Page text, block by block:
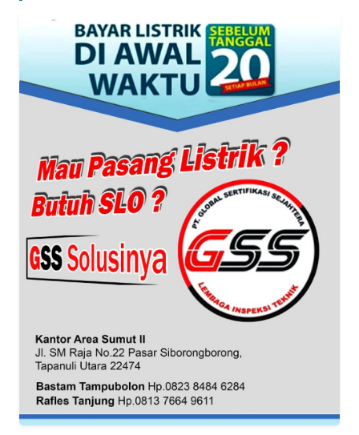
WN
SERAMBI
JAMBI
SULTRA
WN
NTB
WN
SULTENG
SULBAR
WN
BABEL